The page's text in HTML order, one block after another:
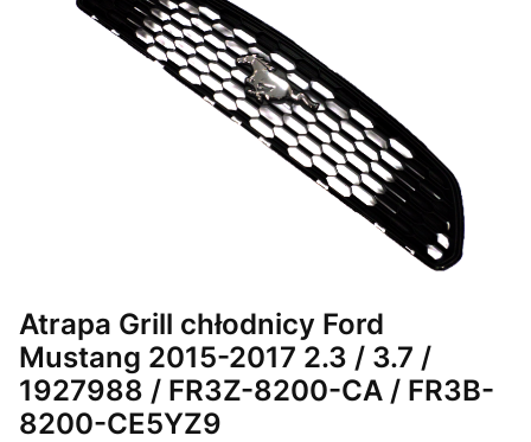
Atrapa Grill chłodnicy Ford
Mustang 2015-2017 2.3 / 3.7 /
1927988 / FR3Z-8200-CA / FR3B-
8200-CE5YZ9